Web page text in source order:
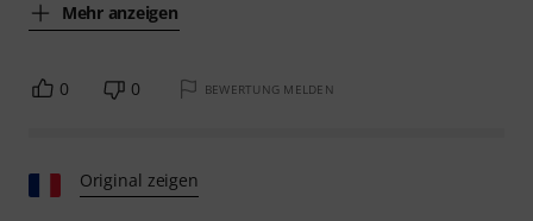
Mehr anzeigen
0 0 BEWERTUNG MELDEN
Original zeigen